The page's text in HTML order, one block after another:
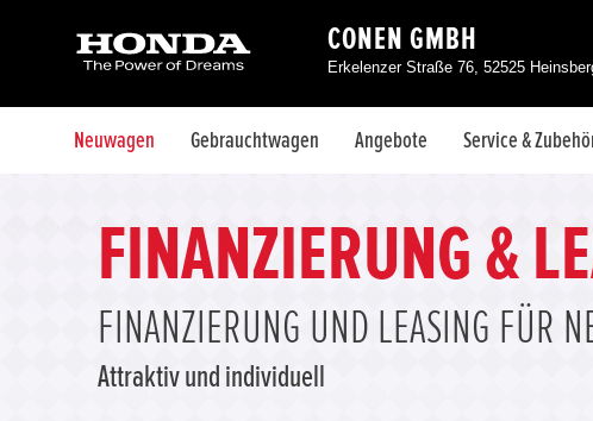
CONEN GMBH
Erkelenzer Straße 76, 52525
Neuwagen Gebrauchtwagen Angebote Service &
FINANZIERUNG &
FINANZIERUNG UND LEASING FÜR
Attraktiv und individuell